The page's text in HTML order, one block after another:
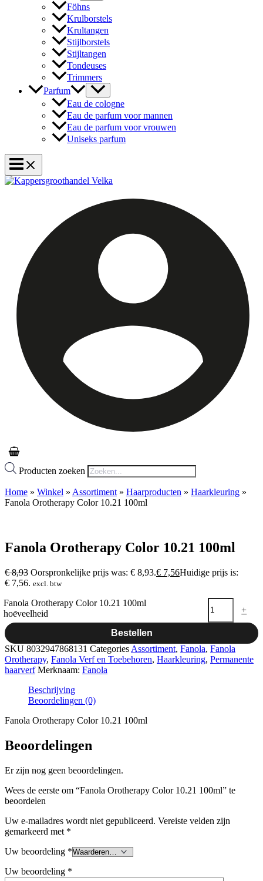
Föhns
Krulborstels
Krultangen
Stijlborstels
Stijltangen
Tondeuses
Trimmers
Parfum
Eau de cologne
Eau de parfum voor mannen
Eau de parfum voor vrouwen
Uniseks parfum
Producten zoeken
Home » Winkel » Assortiment » Haarproducten » Haarkleuring »
Fanola Orotherapy Color 10.21 100ml
Fanola Orotherapy Color 10.21 100ml
€8,93 Oorspronkelijke prijs was: € 8,93.€ 7,56Huidige prijs is:
€ 7,56. excl. btw
-
Fanola Orotherapy Color 10.21 100ml
hoeveelheid
+
Bestellen
SKU 8032947868131 Categories Assortiment, Fanola, Fanola
Orotherapy, Fanola Verf en Toebehoren, Haarkleuring, Permanente
haarverf Merknaam: Fanola
Beschrijving
Beoordelingen (0)
Fanola Orotherapy Color 10.21 100ml
Beoordelingen
Er zijn nog geen beoordelingen.
Wees de eerste om “Fanola Orotherapy Color 10.21 100ml” te
beoordelen
Uw e-mailadres wordt niet gepubliceerd. Vereiste velden zijn
gemarkeerd met *
Uw beoordeling *
Uw beoordeling *